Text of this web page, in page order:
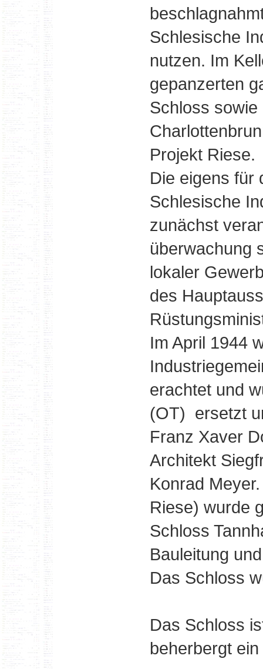
Schlesische
nutzen. Im
gepanzerten
Schloss
Projekt Riese.
Die eigens für
Schlesische
zunächst
überwachung
lokaler
des
Im April 1944
erachtet und
(OT) ersetzt
Franz Xaver
Architekt
Konrad
Riese) wurde
Schloss
Bauleitung
Das Schloss
Das Schloss
beherbergt